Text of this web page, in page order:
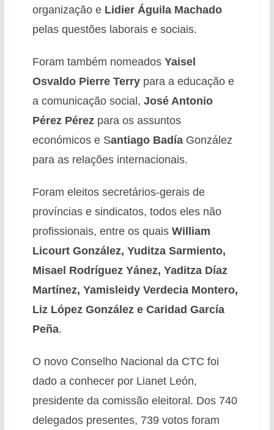
organização e Lidier Águila Machado
pelas questões laborais e sociais.
Foram também nomeados Yaisel
Osvaldo Pierre Terrypara a educação e
a comunicação social, José Antonio
Pérez Pérezpara os assuntos
económicos e Santiago BadíaGonzález
para as relações internacionais.
Foram eleitos secretários-gerais de
províncias e sindicatos, todos eles não
profissionais, entre os quais William
Licourt González, Yuditza Sarmiento,
Misael Rodríguez Yánez, Yaditza Díaz
Martínez, Yamisleidy Verdecia Montero,
Liz López González e Caridad García
Peña.
O novo Conselho Nacional da CTC foi
dado a conhecer por Lianet León,
presidente da comissão eleitoral. Dos 740
delegados presentes, 739 votos foram